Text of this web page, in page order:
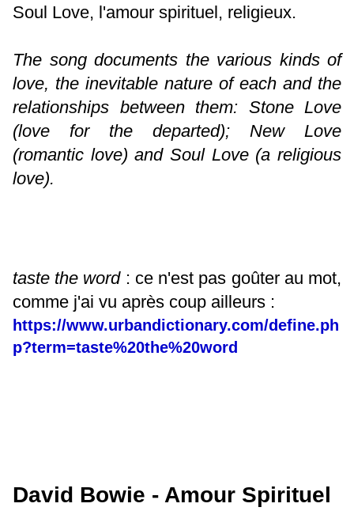
Soul Love, l'amour spirituel, religieux.
The song documents the various kinds of
love, the inevitable nature of each and the
relationships between them: Stone Love
(love for the departed); New Love
(romantic love) and Soul Love (a religious
love).
taste the word: ce n'est pas goûter au mot,
comme j'ai vu après coup ailleurs :
https://www.urbandictionary.com/define.ph
p?term=taste%20the%20word
David Bowie - Amour Spirituel